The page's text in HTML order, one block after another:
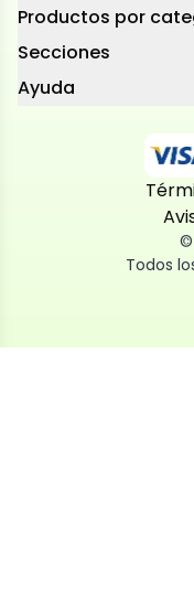
Productos por
Secciones
Ayuda
©
Todos